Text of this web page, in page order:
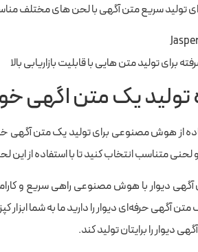
برای تولید سریع متن آگهی با لحن های مختلف
برای تولید متن هایی با قابلیت بازاریابی بالا
تولید یک متن اگهی
از هوش مصنوعی برای تولید یک متن آگهی
متناسب انتخاب کنید تا با استفاده از
آگهی دیوار با هوش مصنوعی راهی سریع و
آگهی حرفه‌ای دیوار را دارید ما به شما
دیوار را برایتان تولید کند.